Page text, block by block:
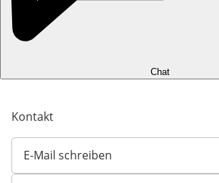
Chat
Kontakt
E-Mail schreiben
Öffnet E-Mail-Client